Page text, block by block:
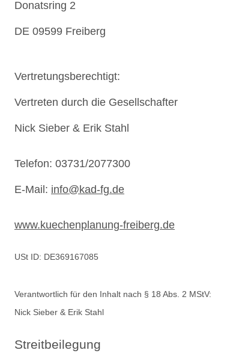
Donatsring 2
DE 09599 Freiberg
Vertretungsberechtigt:
Vertreten durch die Gesellschafter
Nick Sieber & Erik Stahl
Telefon: 03731/2077300
E-Mail: info@kad-fg.de
www.kuechenplanung-freiberg.de
USt ID: DE369167085
Verantwortlich für den Inhalt nach § 18 Abs. 2 MStV:
Nick Sieber & Erik Stahl
Streitbeilegung